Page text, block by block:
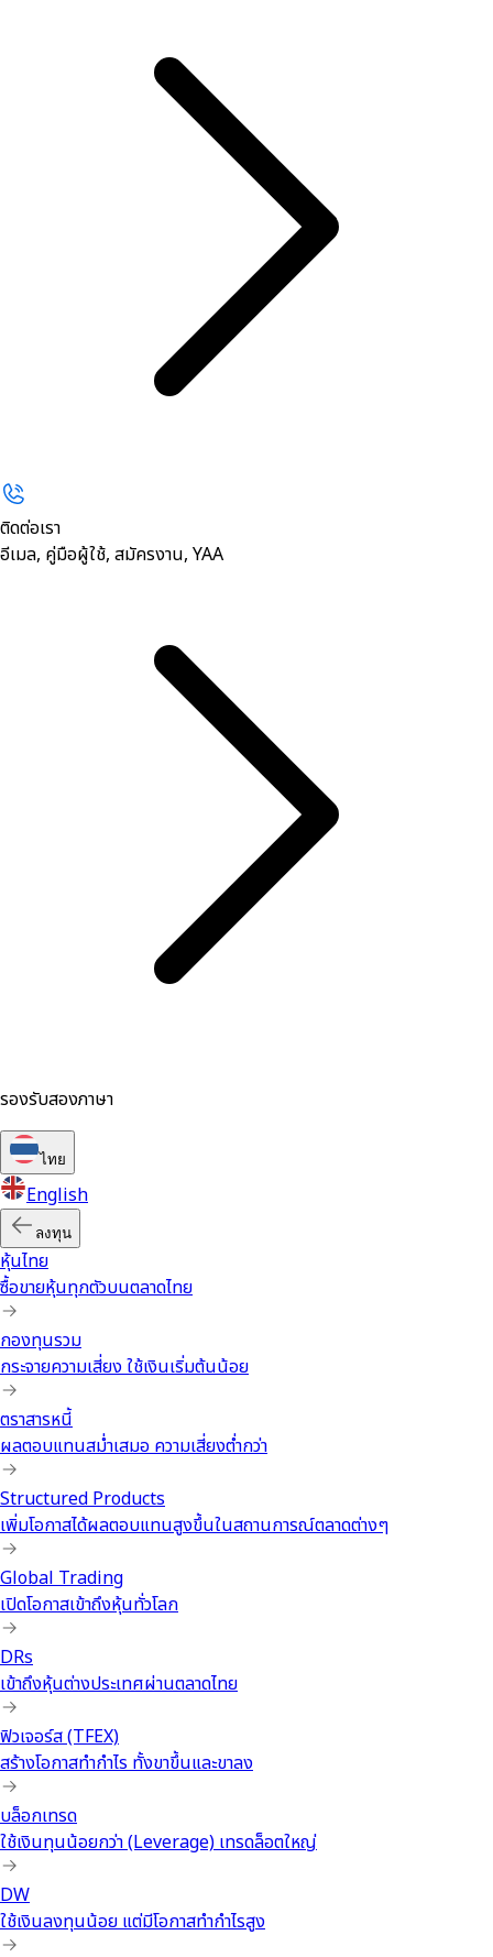
ติดต่อเรา
อีเมล, คู่มือผู้ใช้, สมัครงาน, YAA
รองรับสองภาษา
ไทย
English
ลงทุน
หุ้นไทย
ซื้อขายหุ้นทุกตัวบนตลาดไทย
กองทุนรวม
กระจายความเสี่ยง ใช้เงินเริ่มต้นน้อย
ตราสารหนี้
ผลตอบแทนสม่ำเสมอ ความเสี่ยงต่ำกว่า
Structured Products
เพิ่มโอกาสได้ผลตอบแทนสูงขึ้นในสถานการณ์ตลาดต่างๆ
Global Trading
เปิดโอกาสเข้าถึงหุ้นทั่วโลก
DRs
เข้าถึงหุ้นต่างประเทศผ่านตลาดไทย
ฟิวเจอร์ส (TFEX)
สร้างโอกาสทำกำไร ทั้งขาขึ้นและขาลง
บล็อกเทรด
ใช้เงินทุนน้อยกว่า (Leverage) เทรดล็อตใหญ่
DW
ใช้เงินลงทุนน้อย แต่มีโอกาสทำกำไรสูง